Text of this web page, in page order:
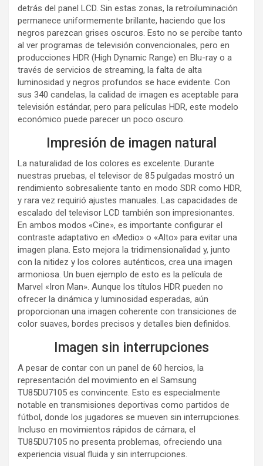
detrás del panel LCD. Sin estas zonas, la retroiluminación
permanece uniformemente brillante, haciendo que los
negros parezcan grises oscuros. Esto no se percibe tanto
al ver programas de televisión convencionales, pero en
producciones HDR (High Dynamic Range) en Blu-ray o a
través de servicios de streaming, la falta de alta
luminosidad y negros profundos se hace evidente. Con
sus 340 candelas, la calidad de imagen es aceptable para
televisión estándar, pero para películas HDR, este modelo
económico puede parecer un poco oscuro.
Impresión de imagen natural
La naturalidad de los colores es excelente. Durante
nuestras pruebas, el televisor de 85 pulgadas mostró un
rendimiento sobresaliente tanto en modo SDR como HDR,
y rara vez requirió ajustes manuales. Las capacidades de
escalado del televisor LCD también son impresionantes.
En ambos modos «Cine», es importante configurar el
contraste adaptativo en «Medio» o «Alto» para evitar una
imagen plana. Esto mejora la tridimensionalidad y, junto
con la nitidez y los colores auténticos, crea una imagen
armoniosa. Un buen ejemplo de esto es la película de
Marvel «Iron Man». Aunque los títulos HDR pueden no
ofrecer la dinámica y luminosidad esperadas, aún
proporcionan una imagen coherente con transiciones de
color suaves, bordes precisos y detalles bien definidos.
Imagen sin interrupciones
A pesar de contar con un panel de 60 hercios, la
representación del movimiento en el Samsung
TU85DU7105 es convincente. Esto es especialmente
notable en transmisiones deportivas como partidos de
fútbol, donde los jugadores se mueven sin interrupciones.
Incluso en movimientos rápidos de cámara, el
TU85DU7105 no presenta problemas, ofreciendo una
experiencia visual fluida y sin interrupciones.